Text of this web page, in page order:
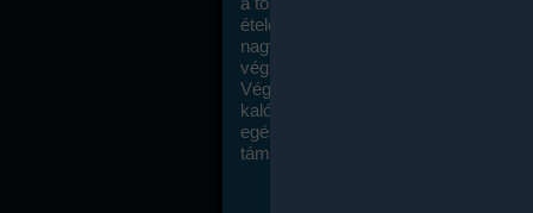
ételek és a megengedett
nagymértékben növelheted ha
végzel.
Végül, de nem utolsó sorban, a
kalóriaszámolás módszerét a legtöbb
egészségügyi szakorvos ajánlja és
támogatja.